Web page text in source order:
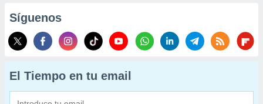
Síguenos
El Tiempo en tu email